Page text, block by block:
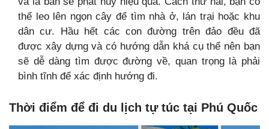
thể leo lên ngọn cây để tìm nhà ở, lán trại hoặc khu
dân cư. Hầu hết các con đường trên đảo đều đã
được xây dựng và có hướng dẫn khá cụ thể nên bạn
sẽ dễ dàng tìm được đường về, quan trọng là phải
bình tĩnh để xác định hướng đi.
Thời điểm để đi du lịch tự túc tại Phú Quốc